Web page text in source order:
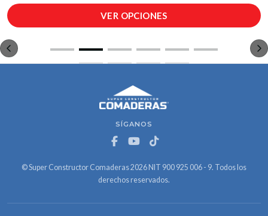
VER OPCIONES
SÍGANOS
© Super Constructor Comaderas 2026 NIT 900 925 006 - 9. Todos los
derechos reservados.